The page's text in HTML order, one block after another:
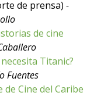
de prensa) -
de cine
Titanic?
Fuentes
Cine del Caribe